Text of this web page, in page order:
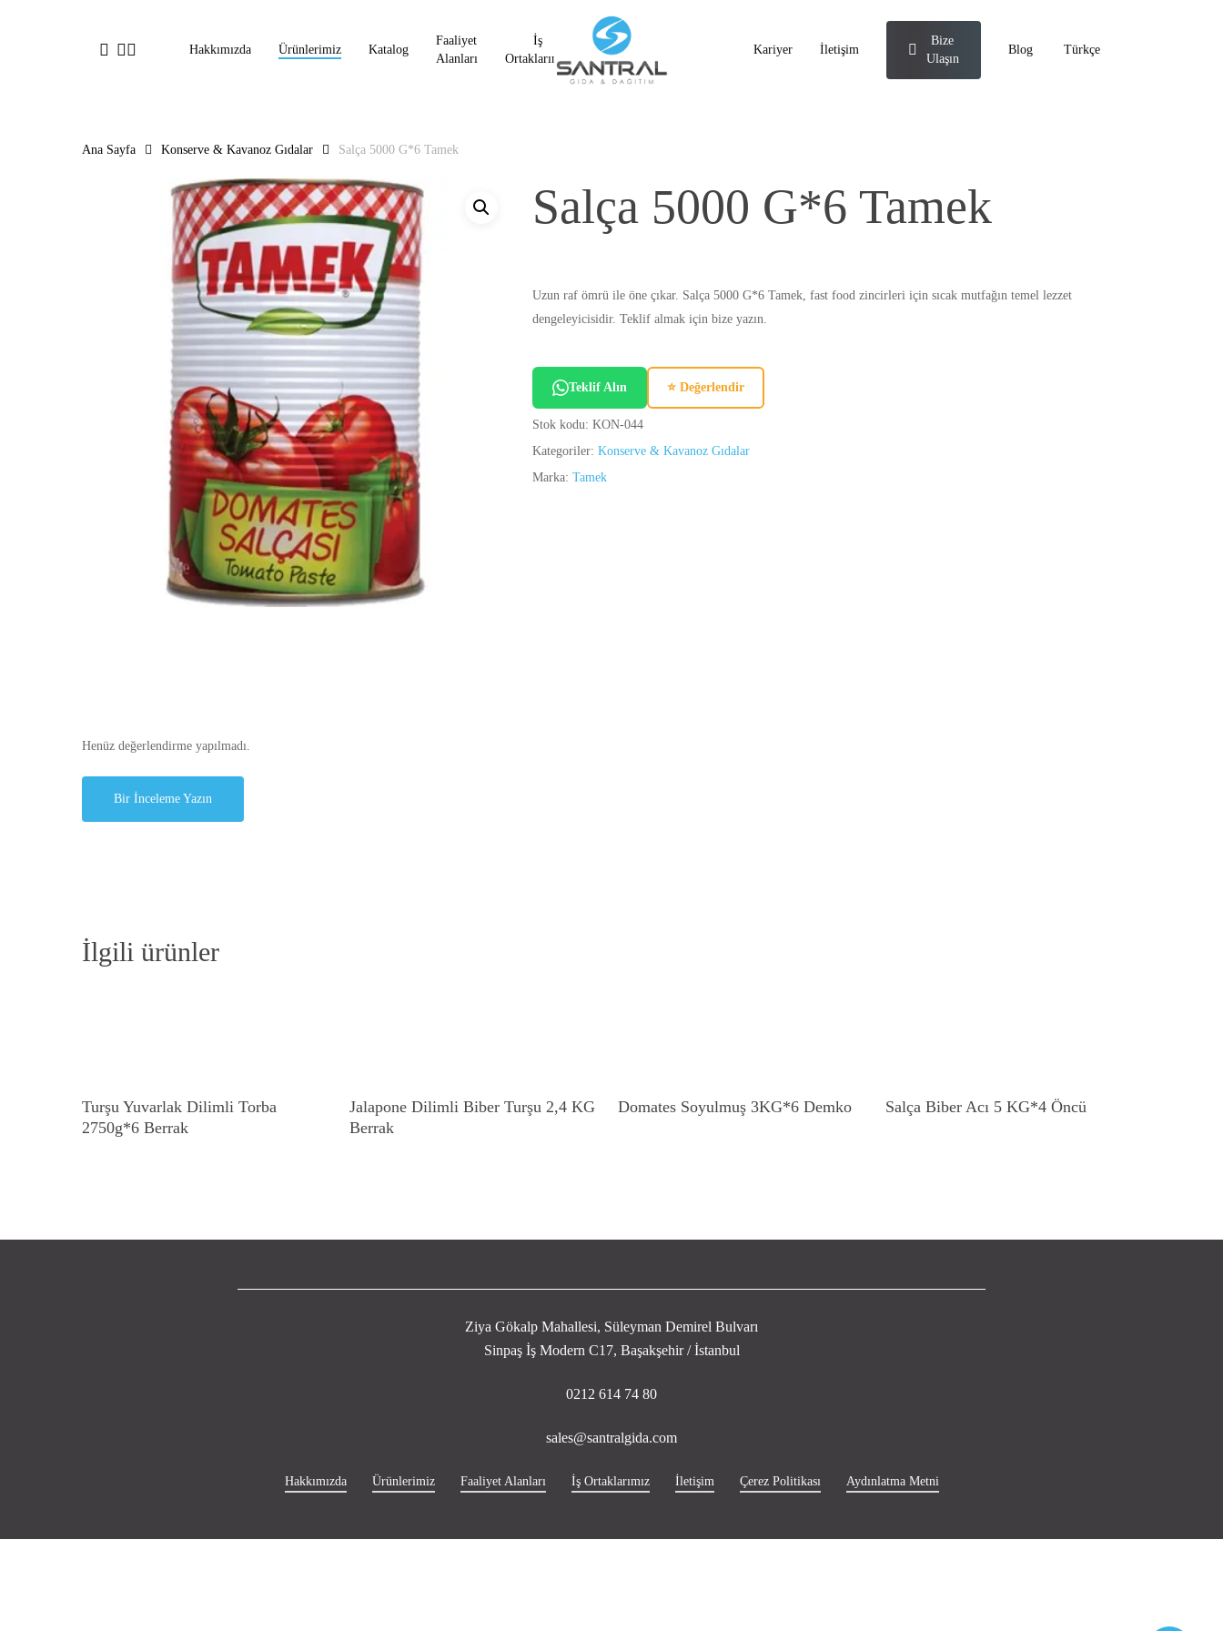
Hakkımızda Ürünlerimiz Katalog
Faaliyet
Alanları
İş
Ortaklarımız
Kariyer İletişim
Bize
Ulaşın
Blog Türkçe
facebooklinkedin
instagram
Ana Sayfa Konserve & Kavanoz Gıdalar Salça 5000 G*6 Tamek
Salça 5000 G*6 Tamek
Uzun raf ömrü ile öne çıkar. Salça 5000 G*6 Tamek, fast food zincirleri için sıcak mutfağın temel lezzet
dengeleyicisidir. Teklif almak için bize yazın.
Teklif Alın ⭐ Değerlendir
Stok kodu: KON-044
Kategoriler: Konserve & Kavanoz Gıdalar
Marka: Tamek
Henüz değerlendirme yapılmadı.
Bir İnceleme Yazın
İlgili ürünler
Turşu Yuvarlak Dilimli Torba
2750g*6 Berrak
Jalapone Dilimli Biber Turşu 2,4 KG
Berrak
Domates Soyulmuş 3KG*6 Demko Salça Biber Acı 5 KG*4 Öncü
Ziya Gökalp Mahallesi, Süleyman Demirel Bulvarı
Sinpaş İş Modern C17, Başakşehir / İstanbul
0212 614 74 80
sales@santralgida.com
Hakkımızda Ürünlerimiz Faaliyet Alanları İş Ortaklarımız İletişim Çerez Politikası Aydınlatma Metni